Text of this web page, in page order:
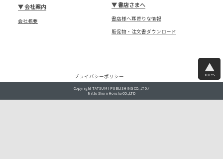
▼書店さまへ
書店様へ耳寄りな情報
販促物・注文書ダウンロード
▼会社案内
会社概要
プライバシーポリシー TOPへ
Copyright TATSUMI PUBLISHING CO.,LTD./
Nitto Shoin Honsha CO.,LTD